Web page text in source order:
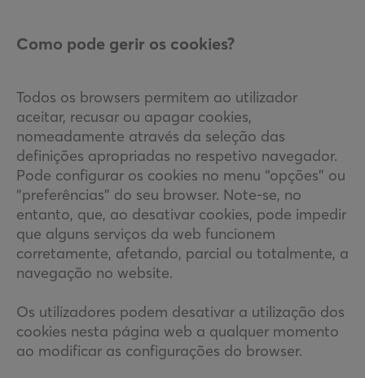
Como pode gerir os cookies?
Todos os browsers permitem ao utilizador
aceitar, recusar ou apagar cookies,
nomeadamente através da seleção das
definições apropriadas no respetivo navegador.
Pode configurar os cookies no menu “opções” ou
“preferências” do seu browser. Note-se, no
entanto, que, ao desativar cookies, pode impedir
que alguns serviços da web funcionem
corretamente, afetando, parcial ou totalmente, a
navegação no website.
Os utilizadores podem desativar a utilização dos
cookies nesta página web a qualquer momento
ao modificar as configurações do browser.